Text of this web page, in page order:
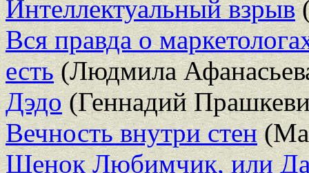
Интеллектуальный взрыв
Вся правда о
есть(Людмила
Дэдо(Геннадий
Вечность внутри стен
Щенок Любимчик, или